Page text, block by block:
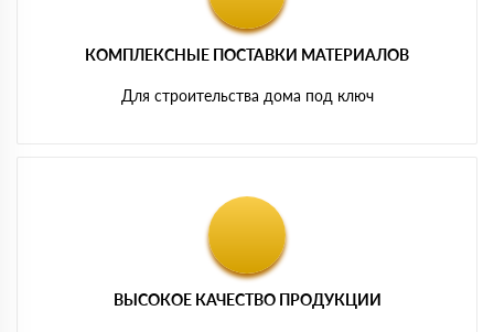
КОМПЛЕКСНЫЕ ПОСТАВКИ МАТЕРИАЛОВ
Для строительства дома под ключ
ВЫСОКОЕ КАЧЕСТВО ПРОДУКЦИИ